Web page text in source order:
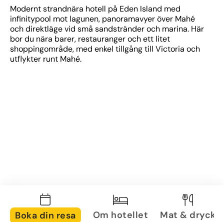
Modernt strandnära hotell på Eden Island med
infinitypool mot lagunen, panoramavyer över Mahé
och direktläge vid små sandstränder och marina. Här
bor du nära barer, restauranger och ett litet
shoppingområde, med enkel tillgång till Victoria och
utflykter runt Mahé.
Boka din resa Om hotellet Mat & dryck